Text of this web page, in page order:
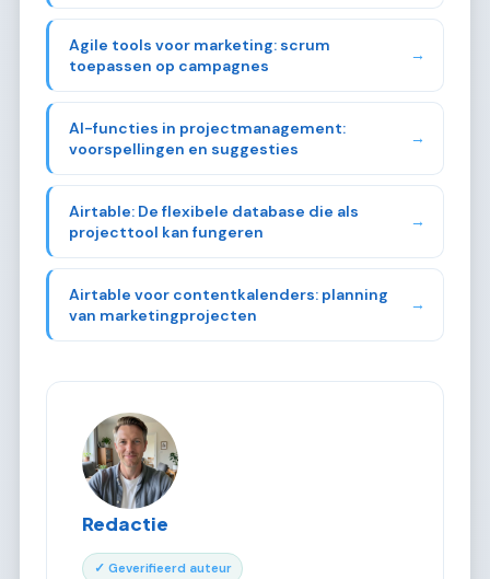
Agile tools voor marketing: scrum
toepassen op campagnes
→
AI-functies in projectmanagement:
voorspellingen en suggesties
→
Airtable: De flexibele database die als
projecttool kan fungeren
→
Airtable voor contentkalenders: planning
van marketingprojecten
→
Redactie
✓ Geverifieerd auteur